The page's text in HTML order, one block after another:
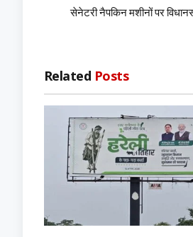
सेनेटरी नैपकिन मशीनों पर
Related Posts